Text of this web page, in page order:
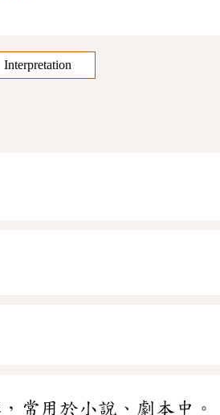
Interpretation
常用於小說、劇本中。